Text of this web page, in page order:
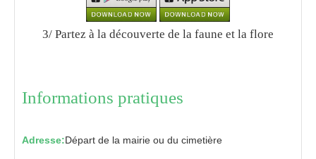
3/ Partez à la découverte de la faune et la flore
Informations pratiques
Adresse:Départ de la mairie ou du cimetière